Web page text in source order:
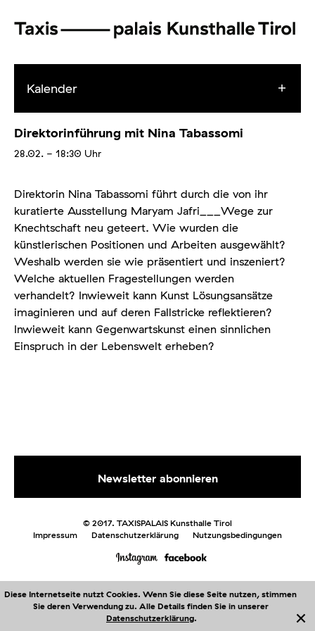
Diese Internetseite nutzt Cookies. Wenn Sie diese Seite nutzen, stimmen
Sie deren Verwendung zu. Alle Details finden Sie in unserer
Datenschutzerklärung.
Me
Kalender
Direktorinführung mit Nina Tabassomi
28.02. - 18:30 Uhr
Direktorin Nina Tabassomi führt durch die von ihr
kuratierte Ausstellung Maryam Jafri___Wege zur
Knechtschaft neu geteert. Wie wurden die
künstlerischen Positionen und Arbeiten ausgewählt?
Weshalb werden sie wie präsentiert und inszeniert?
Welche aktuellen Fragestellungen werden
verhandelt? Inwieweit kann Kunst Lösungsansätze
imaginieren und auf deren Fallstricke reflektieren?
Inwieweit kann Gegenwartskunst einen sinnlichen
Einspruch in der Lebenswelt erheben?
© 2017. TAXISPALAIS Kunsthalle Tirol
Impressum
Datenschutzerklärung Nutzungsbedingungen